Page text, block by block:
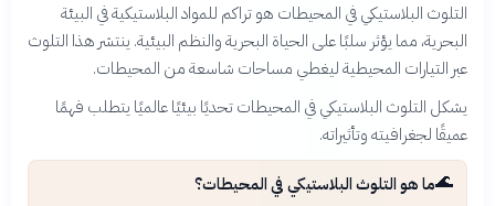
التلوث البلاستيكي في المحيطات هو تراكم للمواد البلاستيكية في البيئة
البحرية، مما يؤثر سلبًا على الحياة البحرية والنظم البيئية. ينتشر هذا التلوث
عبر التيارات المحيطية ليغطي مساحات شاسعة من المحيطات.
يشكل التلوث البلاستيكي في المحيطات تحديًا بيئيًا عالميًا يتطلب فهمًا
عميقًا لجغرافيته وتأثيراته.
🌊ما هو التلوث البلاستيكي في المحيطات؟